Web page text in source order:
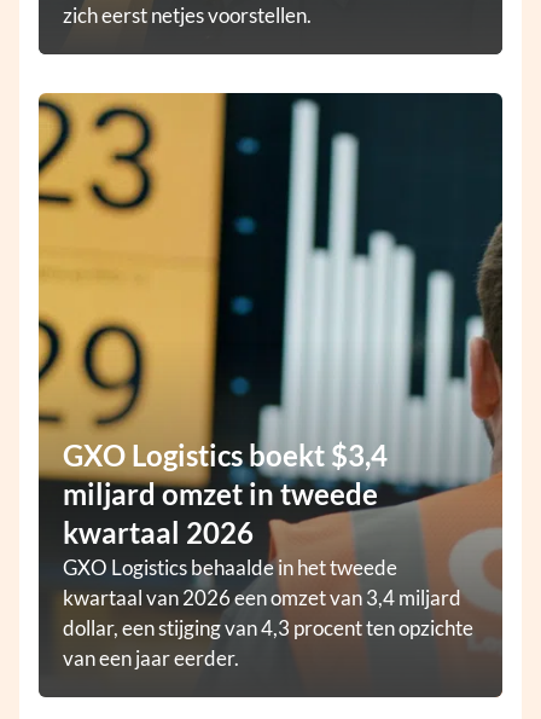
zich eerst netjes voorstellen.
GXO Logistics boekt $3,4
miljard omzet in tweede
kwartaal 2026
GXO Logistics behaalde in het tweede
kwartaal van 2026 een omzet van 3,4 miljard
dollar, een stijging van 4,3 procent ten opzichte
van een jaar eerder.